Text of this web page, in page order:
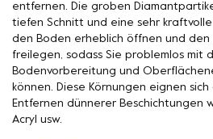
entfernen. Die groben
tiefen Schnitt und eine sehr kraftvolle
den Boden erheblich öffnen und
freilegen, sodass Sie problemlos mit
Bodenvorbereitung und
können. Diese Körnungen eignen
Entfernen dünnerer Beschichtungen
Acryl usw.